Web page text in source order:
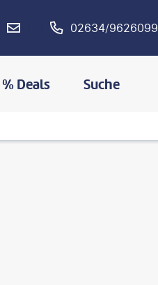
02634/9626099
% Deals Suche